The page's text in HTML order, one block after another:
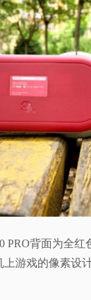
PRO背面为全
上游戏的像素设